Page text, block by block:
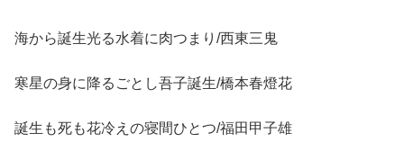
海から誕生光る水着に肉つまり/西東三鬼
寒星の身に降るごとし吾子誕生/橋本春燈花
誕生も死も花冷えの寝間ひとつ/福田甲子雄